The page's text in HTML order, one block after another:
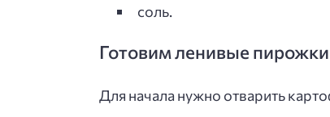
соль.
Готовим ленивые пирожки
Для начала нужно отварить